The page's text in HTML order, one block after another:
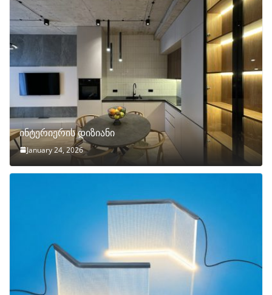
ინტერიერის დიზიანი
January 24, 2026